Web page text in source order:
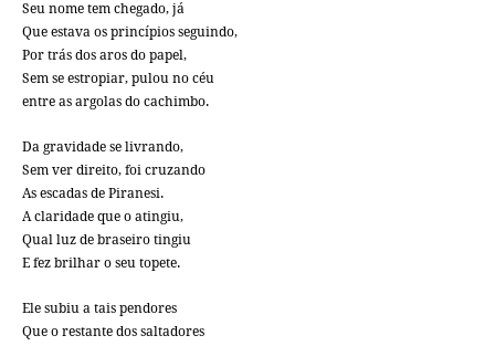
Seu nome tem chegado, já
Que estava os princípios seguindo,
Por trás dos aros do papel,
Sem se estropiar, pulou no céu
entre as argolas do cachimbo.
Da gravidade se livrando,
Sem ver direito, foi cruzando
As escadas de Piranesi.
A claridade que o atingiu,
Qual luz de braseiro tingiu
E fez brilhar o seu topete.
Ele subiu a tais pendores
Que o restante dos saltadores